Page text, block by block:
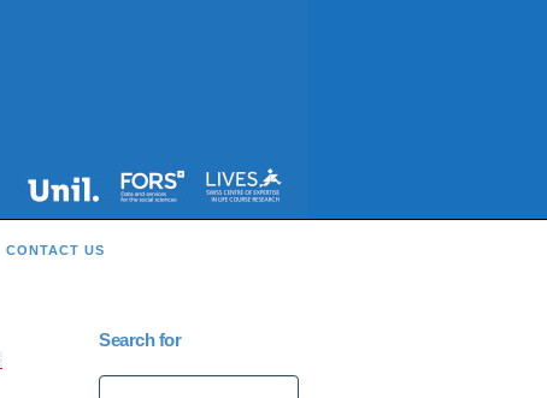
CONTACT US
Search for
Search